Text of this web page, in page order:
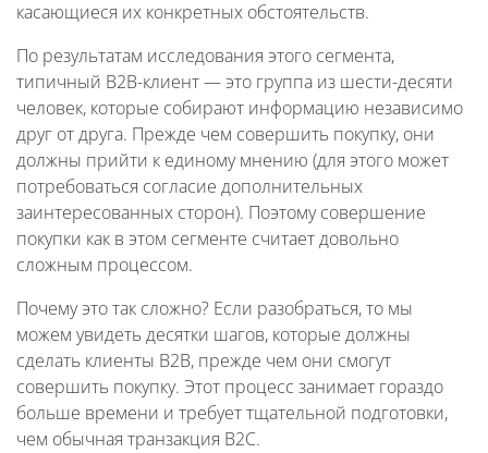
касающиеся их конкретных обстоятельств.
По результатам исследования этого сегмента,
типичный B2B-клиент — это группа из шести-десяти
человек, которые собирают информацию независимо
друг от друга. Прежде чем совершить покупку, они
должны прийти к единому мнению (для этого может
потребоваться согласие дополнительных
заинтересованных сторон). Поэтому совершение
покупки как в этом сегменте считает довольно
сложным процессом.
Почему это так сложно? Если разобраться, то мы
можем увидеть десятки шагов, которые должны
сделать клиенты В2В, прежде чем они смогут
совершить покупку. Этот процесс занимает гораздо
больше времени и требует тщательной подготовки,
чем обычная транзакция В2С.